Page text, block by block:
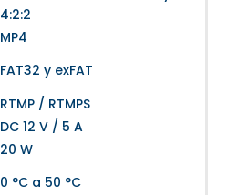
4:2:2
MP4
FAT32 y exFAT
RTMP / RTMPS
DC 12 V / 5 A
20 W
0 °C a 50 °C